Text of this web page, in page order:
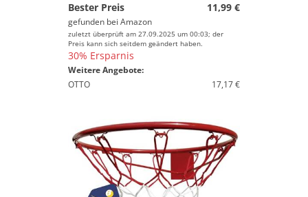
Bester Preis
11,99 €
gefunden bei Amazon
zuletzt überprüft am 27.09.2025 um 00:03; der
Preis kann sich seitdem geändert haben.
30% Ersparnis
Weitere Angebote:
OTTO
17,17 €